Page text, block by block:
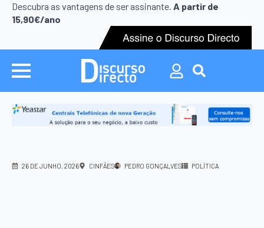
Descubra as vantagens de ser assinante. A partir de
15,90€/ano
Search
for:
Search
26 DE JUNHO, 2026 CINFÃES PEDRO GONÇALVES POLÍTICA